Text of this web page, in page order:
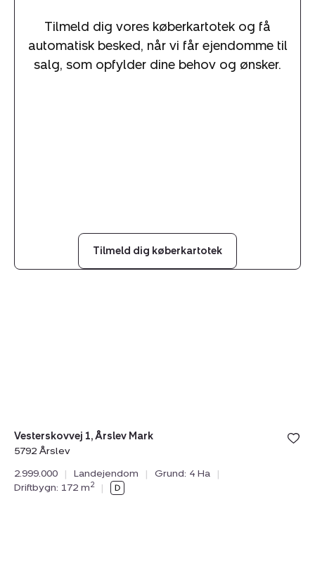
Tilmeld dig vores køberkartotek og få
automatisk besked, når vi får ejendomme til
salg, som opfylder dine behov og ønsker.
Tilmeld dig køberkartotek
Vesterskovvej 1, Årslev Mark
5792 Årslev
2.999.000
| Landejendom | Grund: 4 Ha
|
Driftbygn: 172 m2 |